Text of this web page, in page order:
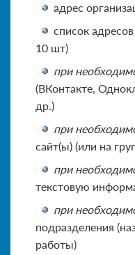
адрес
список
10 шт)
при
(ВКонтакте,
др.)
при
сайт(ы) (или на
при
текстовую
при
подразделения
работы)